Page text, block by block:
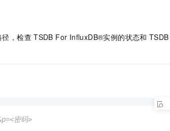
，检查 TSDB For InfluxDB®实例的状态和 TSDB
密码>
血版
APP 开发